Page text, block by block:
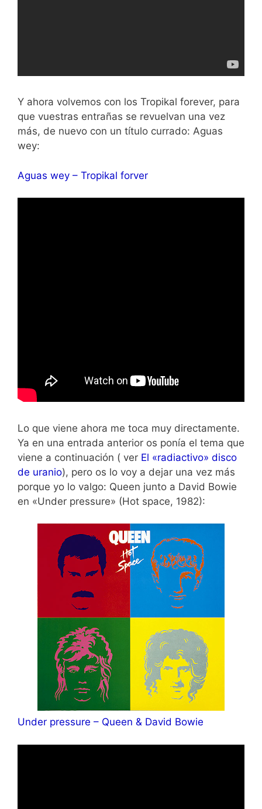
Y ahora volvemos con los Tropikal forever, para
que vuestras entrañas se revuelvan una vez
más, de nuevo con un título currado: Aguas
wey:
Aguas wey – Tropikal forver
Lo que viene ahora me toca muy directamente.
Ya en una entrada anterior os ponía el tema que
viene a continuación ( ver El «radiactivo» disco
de uranio), pero os lo voy a dejar una vez más
porque yo lo valgo: Queen junto a David Bowie
en «Under pressure» (Hot space, 1982):
Under pressure – Queen & David Bowie